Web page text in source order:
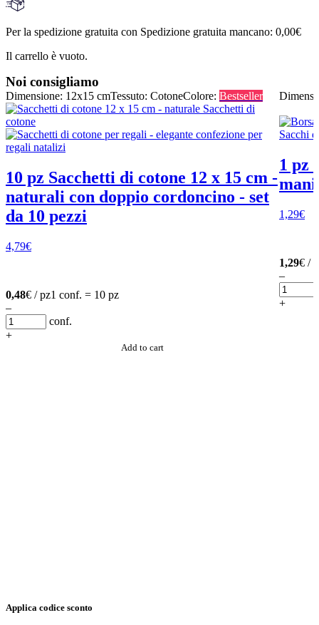
Per la spedizione gratuita con Spedizione gratuita mancano: 0,00€
Il carrello è vuoto.
Noi consigliamo
Dimensione: 12x15 cmTessuto: CotoneColore: Bestseller
10 pz Sacchetti di cotone 12 x 15 cm -
naturali con doppio cordoncino - set
da 10 pezzi
4,79€
0,48€ / pz1 conf. = 10 pz
–
conf.
+
Add to cart
1 pz
1,29€
1,29€ /
–
+
Applica codice sconto